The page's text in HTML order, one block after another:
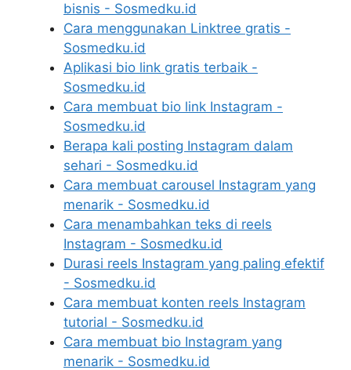
bisnis - Sosmedku.id
Cara menggunakan Linktree gratis -
Sosmedku.id
Aplikasi bio link gratis terbaik -
Sosmedku.id
Cara membuat bio link Instagram -
Sosmedku.id
Berapa kali posting Instagram dalam
sehari - Sosmedku.id
Cara membuat carousel Instagram yang
menarik - Sosmedku.id
Cara menambahkan teks di reels
Instagram - Sosmedku.id
Durasi reels Instagram yang paling efektif
- Sosmedku.id
Cara membuat konten reels Instagram
tutorial - Sosmedku.id
Cara membuat bio Instagram yang
menarik - Sosmedku.id